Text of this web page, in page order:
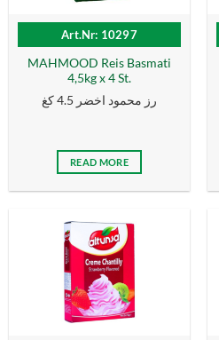
Art.Nr: 10297
MAHMOOD Reis Basmati
4,5kg x 4 St.
رز محمود اخضر 4.5 كغ
READ MORE